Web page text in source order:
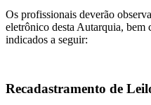
Os profissionais deverão
eletrônico desta Autarquia,
indicados a seguir:
Recadastramento de